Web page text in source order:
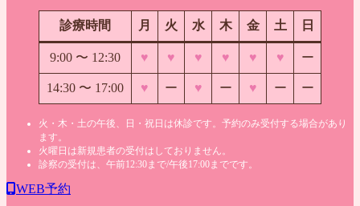
診療時間 月 火 水 木 金 土 日
9:00 〜 12:30 ♥ ♥ ♥ ♥ ♥ ♥ ー
14:30 〜 17:00 ♥ ー ♥ ー ♥ ー ー
火・木・土の午後、日・祝日は休診です。予約のみ受付する場合があり
ます。
火曜日は新規患者の受付はしておりません。
診察の受付は、午前12:30まで/午後17:00までです。
WEB予約